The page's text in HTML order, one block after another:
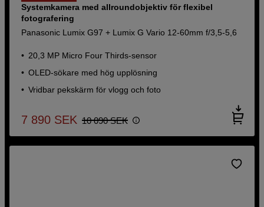
Systemkamera med allroundobjektiv för flexibel
fotografering
Panasonic Lumix G97 + Lumix G Vario 12-60mm f/3,5-5,6
20,3 MP Micro Four Thirds-sensor
OLED-sökare med hög upplösning
Vridbar pekskärm för vlogg och foto
7 890 SEK 10 090 SEK